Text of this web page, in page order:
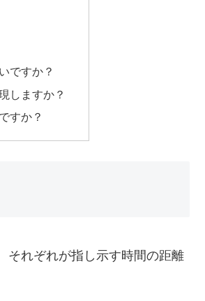
ですか？
しますか？
すか？
それぞれが指し示す時間の距離